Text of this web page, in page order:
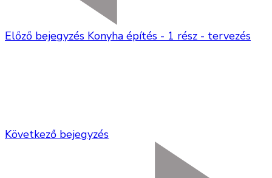
Előző bejegyzés Konyha építés - 1 rész - tervezés
Következő bejegyzés